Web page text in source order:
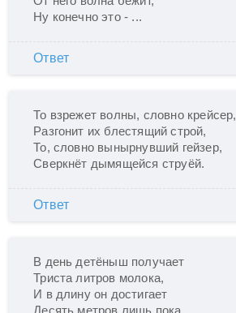
Ну конечно это - ...
Ответ
То взрежет волны, словно крейсер,
Разгонит их блестящий строй,
То, словно вынырнувший гейзер,
Сверкнёт дымящейся струёй.
Ответ
В день детёныш получает
Триста литров молока,
И в длину он достигает
Десять метров лишь пока.